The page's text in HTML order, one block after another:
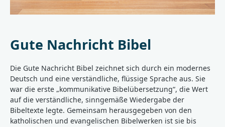
Gute Nachricht Bibel
Die Gute Nachricht Bibel zeichnet sich durch ein modernes
Deutsch und eine verständliche, flüssige Sprache aus. Sie
war die erste „kommunikative Bibelübersetzung“, die Wert
auf die verständliche, sinngemäße Wiedergabe der
Bibeltexte legte. Gemeinsam herausgegeben von den
katholischen und evangelischen Bibelwerken ist sie bis